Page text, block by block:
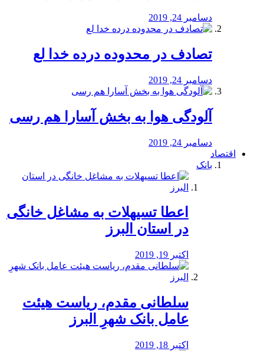
دسامبر 24, 2019
تصادف در محدوده درده خدا لع
دسامبر 24, 2019
آلودگی هوا به بخش آسارا هم رسی
دسامبر 24, 2019
اقتصاد
بانک
️اعطا تسیهلات به مشاغل خانگی
در استان البرز
اکتبر 19, 2019
سلطانی مقدم، ریاست هیئت
عامل بانک شهرِ البرز
اکتبر 18, 2019